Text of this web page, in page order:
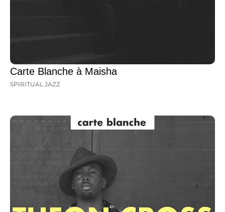
Carte Blanche à Maisha
SPIRITUAL JAZZ